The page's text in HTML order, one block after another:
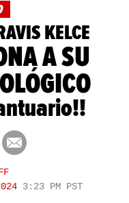
KELCE
A SU
3:23 PM PST